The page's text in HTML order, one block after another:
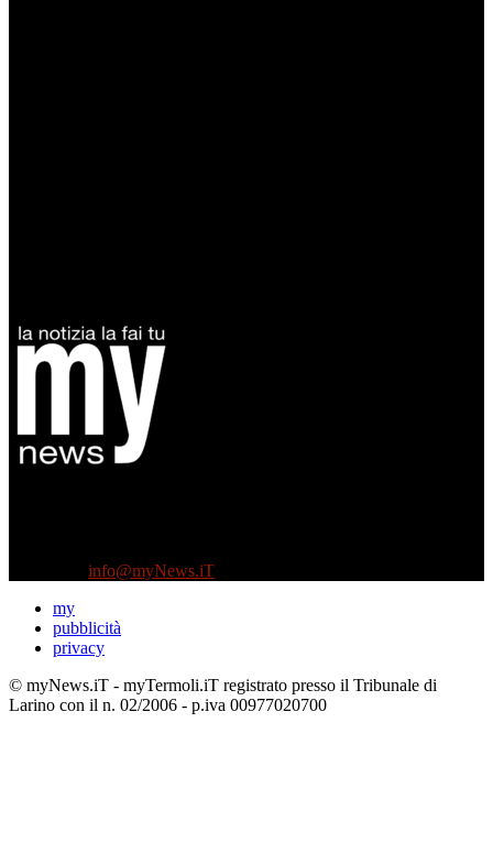
info@myNews.iT
my
pubblicità
privacy
© myNews.iT - myTermoli.iT registrato presso il Tribunale di
Larino con il n. 02/2006 - p.iva 00977020700